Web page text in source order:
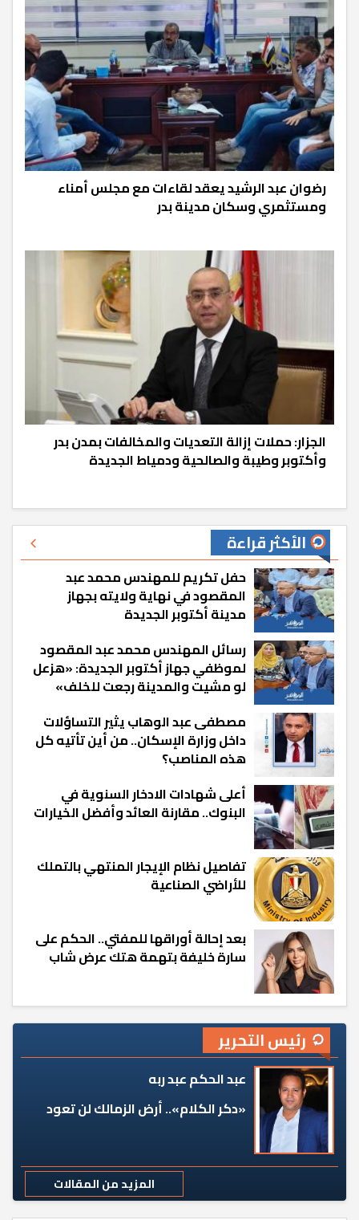
رضوان عبد الرشيد يعقد لقاءات مع مجلس أمناء
ومستثمري وسكان مدينة بدر
الجزار: حملات إزالة التعديات والمخالفات بمدن بدر
وأكتوبر وطيبة والصالحية ودمياط الجديدة
الأكثر قراءة
حفل تكريم للمهندس محمد عبد
المقصود في نهاية ولايته بجهاز
مدينة أكتوبر الجديدة
رسائل المهندس محمد عبد المقصود
لموظفي جهاز أكتوبر الجديدة: «هزعل
لو مشيت والمدينة رجعت للخلف»
مصطفى عبد الوهاب يثير التساؤلات
داخل وزارة الإسكان.. من أين تأتيه كل
هذه المناصب؟
أعلى شهادات الادخار السنوية في
البنوك.. مقارنة العائد وأفضل الخيارات
تفاصيل نظام الإيجار المنتهي بالتملك
للأراضي الصناعية
بعد إحالة أوراقها للمفتي.. الحكم على
سارة خليفة بتهمة هتك عرض شاب
رئيس التحرير
عبد الحكم عبد ربه
«دكر الكلام».. أرض الزمالك لن تعود
المزيد من المقالات